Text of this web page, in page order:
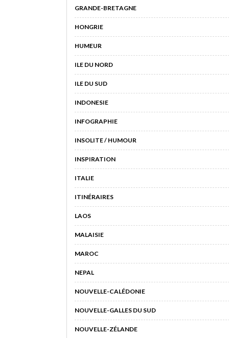
GRANDE-BRETAGNE
HONGRIE
HUMEUR
ILE DU NORD
ILE DU SUD
INDONESIE
INFOGRAPHIE
INSOLITE / HUMOUR
INSPIRATION
ITALIE
ITINÉRAIRES
LAOS
MALAISIE
MAROC
NEPAL
NOUVELLE-CALÉDONIE
NOUVELLE-GALLES DU SUD
NOUVELLE-ZÉLANDE